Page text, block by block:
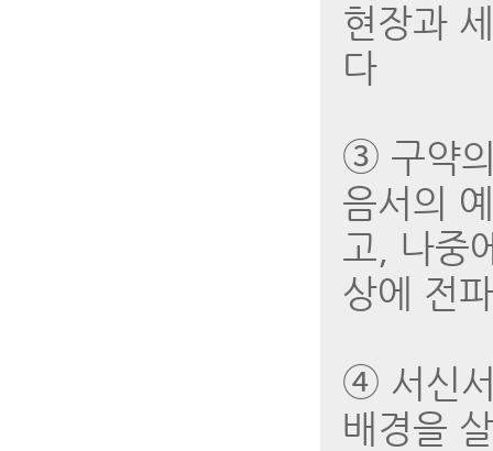
현장과
다
➂ 구약
음서의
고, 나중
상에 전
➃ 서신
배경을